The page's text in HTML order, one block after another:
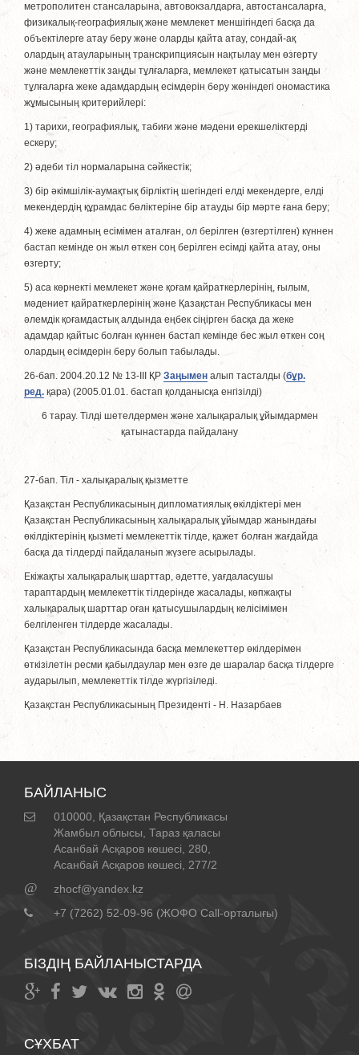
метрополитен стансаларына, автовокзалдарға, автостансаларға,
физикалық-географиялық және мемлекет меншігіндегі басқа да
объектілерге атау беру және оларды қайта атау, сондай-ақ
олардың атауларының транскрипциясын нақтылау мен өзгерту
және мемлекеттік заңды тұлғаларға, мемлекет қатысатын заңды
тұлғаларға жеке адамдардың есімдерін беру жөніндегі ономастика
жұмысының критерийлері:
1) тарихи, географиялық, табиғи және мәдени ерекшеліктерді
ескеру;
2) әдеби тіл нормаларына сәйкестік;
3) бір әкімшілік-аумақтық бірліктің шегіндегі елді мекендерге, елді
мекендердің құрамдас бөліктеріне бір атауды бір мәрте ғана беру;
4) жеке адамның есімімен аталған, ол берілген (өзгертілген) күннен
бастап кемінде он жыл өткен соң берілген есімді қайта атау, оны
өзгерту;
5) аса көрнекті мемлекет және қоғам қайраткерлерінің, ғылым,
мәдениет қайраткерлерінің және Қазақстан Республикасы мен
әлемдік қоғамдастық алдында еңбек сіңірген басқа да жеке
адамдар қайтыс болған күннен бастап кемінде бес жыл өткен соң
олардың есімдерін беру болып табылады.
26-бап. 2004.20.12 № 13-III ҚР Заңымен алып тасталды (бұр.
ред. қара) (2005.01.01. бастап қолданысқа енгізілді)
6 тарау. Тiлдi шетелдермен және халықаралық ұйымдармен
қатынастарда пайдалану
27-бап. Тiл - халықаралық қызметте
Қазақстан Республикасының дипломатиялық өкiлдiктерi мен
Қазақстан Республикасының халықаралық ұйымдар жанындағы
өкiлдiктерiнiң қызметi мемлекеттік тiлде, қажет болған жағдайда
басқа да тiлдердi пайдаланып жүзеге асырылады.
Екiжақты халықаралық шарттар, әдетте, уағдаласушы
тараптардың мемлекеттік тiлдерiнде жасалады, көпжақты
халықаралық шарттар оған қатысушылардың келісімiмен
белгiленген тiлдерде жасалады.
Қазақстан Республикасында басқа мемлекеттер өкiлдерiмен
өткiзiлетiн ресми қабылдаулар мен өзге де шаралар басқа тiлдерге
аударылып, мемлекеттік тiлде жүргiзіледi.
Қазақстан Республикасының Президентi - Н. Назарбаев
БАЙЛАНЫС
010000, Қазақстан Республикасы
Жамбыл облысы, Тараз қаласы
Асанбай Асқаров көшесі, 280,
Асанбай Асқаров көшесі, 277/2
@
zhocf@yandex.kz
+7 (7262) 52-09-96 (ЖОФО Call-орталығы)
БІЗДІҢ БАЙЛАНЫСТАРДА
СҰХБАТ